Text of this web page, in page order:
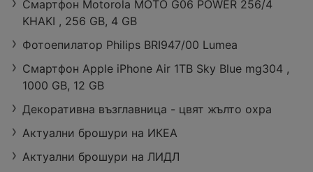
Смартфон Motorola MOTO G06 POWER 256/4
KHAKI , 256 GB, 4 GB
Фотоепилатор Philips BRI947/00 Lumea
Смартфон Apple iPhone Air 1TB Sky Blue mg304 ,
1000 GB, 12 GB
Декоративна възглавница - цвят жълто охра
Актуални брошури на ИКЕА
Актуални брошури на ЛИДЛ